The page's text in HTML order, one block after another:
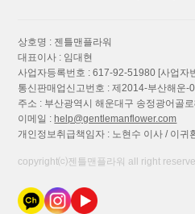
상호명 : 젠틀맨플라워
대표이사 : 임대현
사업자등록번호 : 617-92-51980 [사업자
통신판매업신고번호 : 제2014-부산해운-
주소 : 부산광역시 해운대구 송정광어골
이메일 :help@gentlemanflower.com
개인정보취급책임자 : 노현수 이사 / 이귀
copyright⒞젠틀맨플라워 all right